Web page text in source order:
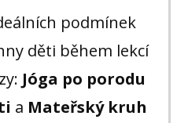
podmínek
děti během lekcí
Jóga po porodu
a Mateřský kruh